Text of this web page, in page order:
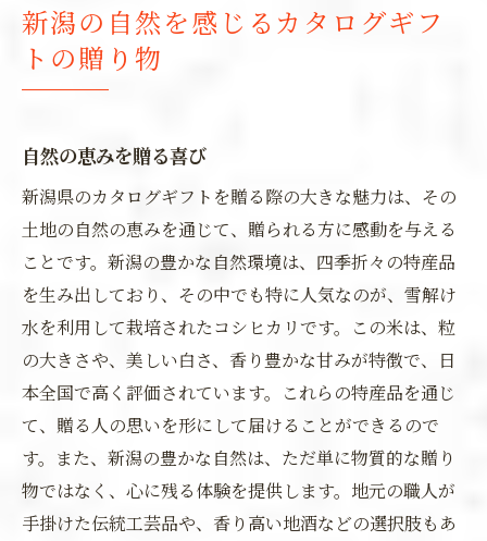
新潟の自然を感じるカタログギフ
トの贈り物
自然の恵みを贈る喜び
新潟県のカタログギフトを贈る際の大きな魅力は、その
土地の自然の恵みを通じて、贈られる方に感動を与える
ことです。新潟の豊かな自然環境は、四季折々の特産品
を生み出しており、その中でも特に人気なのが、雪解け
水を利用して栽培されたコシヒカリです。この米は、粒
の大きさや、美しい白さ、香り豊かな甘みが特徴で、日
本全国で高く評価されています。これらの特産品を通じ
て、贈る人の思いを形にして届けることができるので
す。また、新潟の豊かな自然は、ただ単に物質的な贈り
物ではなく、心に残る体験を提供します。地元の職人が
手掛けた伝統工芸品や、香り高い地酒などの選択肢もあ